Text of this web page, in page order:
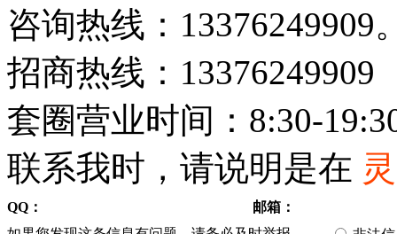
咨询热线：13376249909
招商热线：13376249909
套圈营业时间：8:30-
联系我时，请说明是在
QQ：
邮箱：